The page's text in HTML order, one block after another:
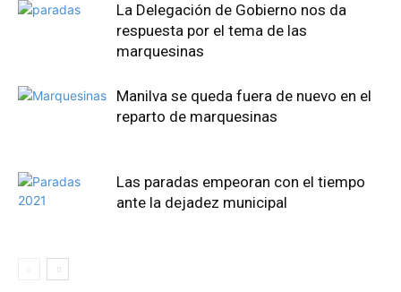
La Delegación de Gobierno nos da
respuesta por el tema de las
marquesinas
Manilva se queda fuera de nuevo en el
reparto de marquesinas
Las paradas empeoran con el tiempo
ante la dejadez municipal